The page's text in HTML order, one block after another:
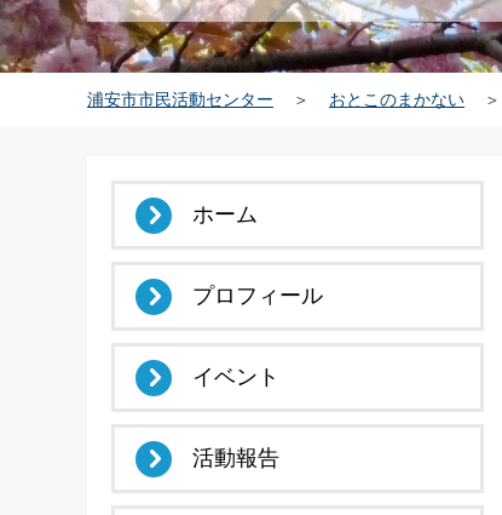
浦安市市民活動センター ＞ おとこのまかない ＞
ホーム
プロフィール
イベント
活動報告